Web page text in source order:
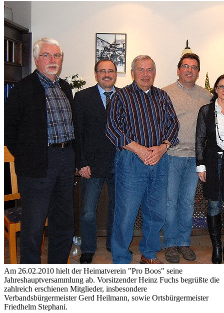
Am 26.02.2010 hielt der Heimatverein "Pro Boos" seine
Jahreshauptversammlung ab. Vorsitzender Heinz Fuchs begrüßte die
zahlreich erschienen Mitglieder, insbesondere
Verbandsbürgermeister Gerd Heilmann, sowie Ortsbürgermeister
Friedhelm Stephani.